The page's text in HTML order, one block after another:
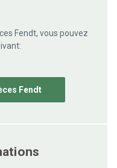
Fendt, vous pouvez
Fendt